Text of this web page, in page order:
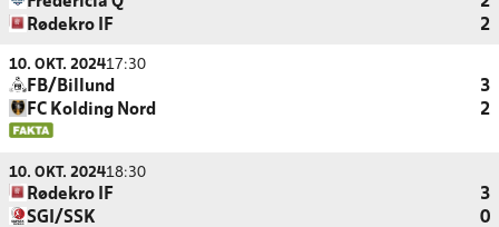
Rødekro IF
2
10. OKT. 202417:30
FB/Billund
3
FC Kolding Nord
2
10. OKT. 202418:30
Rødekro IF
3
SGI/SSK
0